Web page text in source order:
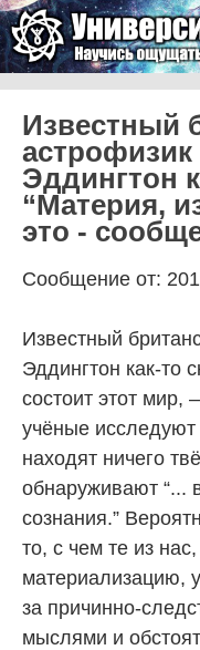
Известный
Эддингтон
“Материя,
это -
Сообщение от:
Известный
Эддингтон как-то
состоит этот мир,
учёные
находят ничего
обнаруживают “...
сознания.”
то, с чем те из нас,
материализацию,
за причинно-
мыслями и